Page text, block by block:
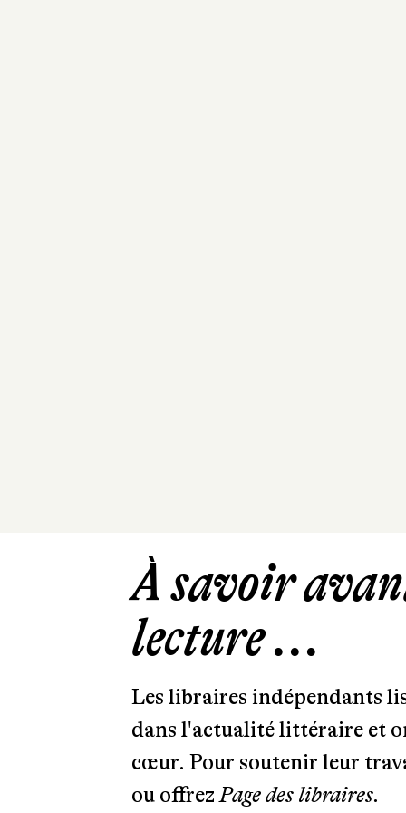
À savoir
lecture ...
Les libraires indépendants
dans l'actualité littéraire et
cœur. Pour soutenir leur
ou offrezPage des libraires.